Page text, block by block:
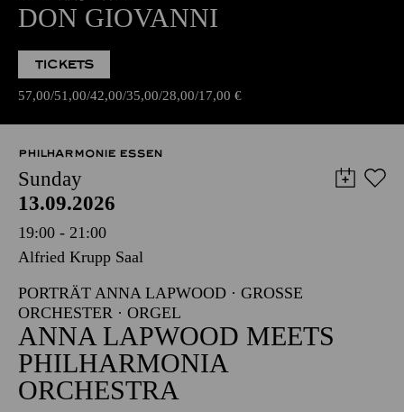
DON GIOVANNI
TICKETS
57,00 51,00 42,00 35,00 28,00 17,00 €
PHILHARMONIE ESSEN
Sunday
13.09.2026
19:00 - 21:00
Alfried Krupp Saal
PORTRÄT ANNA LAPWOOD · GROSSE O
RCHESTER · ORGEL
ANNA LAPWOOD MEETS
PHILHARMONIA
ORCHESTRA